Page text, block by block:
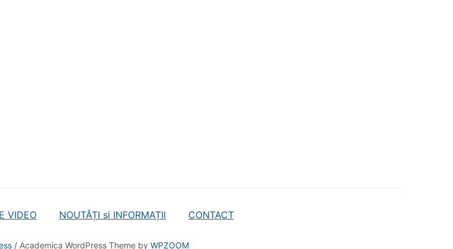
VIDEO NOUTĂȚI si INFORMAȚII CONTACT
/ Academica WordPress Theme by WPZOOM